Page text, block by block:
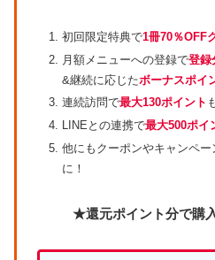
初回限定特典で1冊70％OFF
月額メニューへの登録で登録
&継続に応じたボーナスポイ
連続訪問で最大130ポイント
LINEとの連携で最大500ポイ
他にもクーポンやキャンペ
に！
★還元ポイント分で購